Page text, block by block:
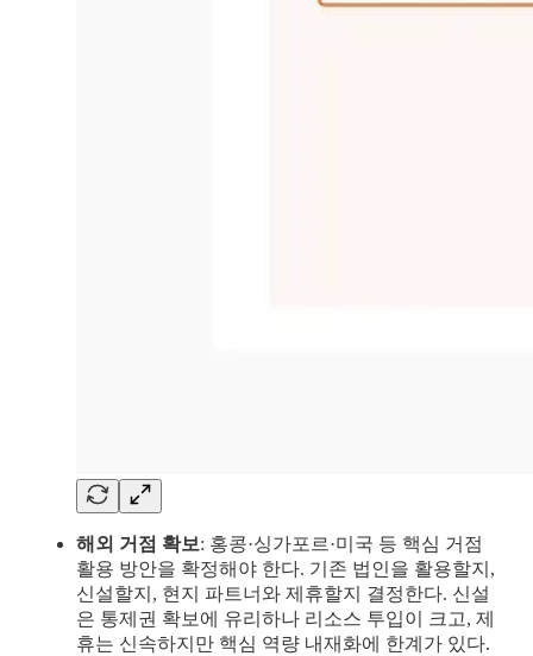
해외 거점 확보: 홍콩·싱가포르·미국 등 핵심 거점
활용 방안을 확정해야 한다. 기존 법인을 활용할지,
신설할지, 현지 파트너와 제휴할지 결정한다. 신설
은 통제권 확보에 유리하나 리소스 투입이 크고, 제
휴는 신속하지만 핵심 역량 내재화에 한계가 있다.